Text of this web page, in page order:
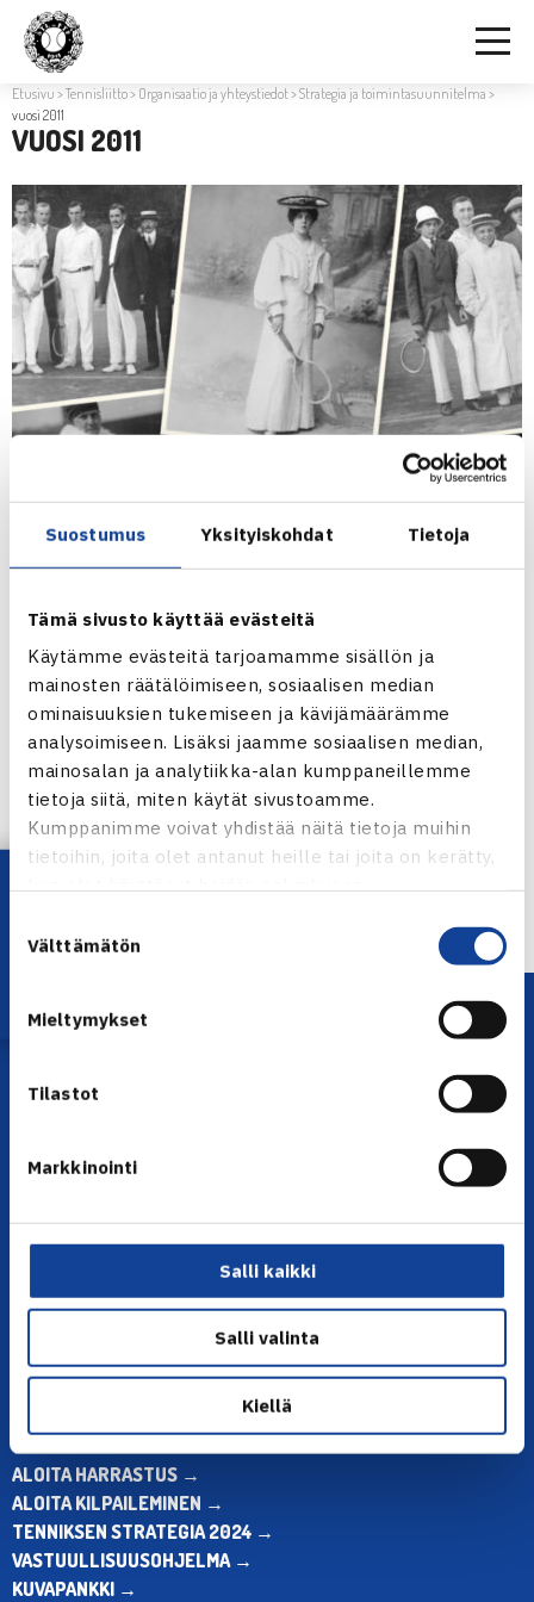
Suostumus Yksityiskohdat Tietoja
Tämä sivusto käyttää evästeitä
Käytämme evästeitä tarjoamamme sisällön ja
mainosten räätälöimiseen, sosiaalisen median
ominaisuuksien tukemiseen ja kävijämäärämme
analysoimiseen. Lisäksi jaamme sosiaalisen median,
mainosalan ja analytiikka-alan kumppaneillemme
tietoja siitä, miten käytät sivustoamme.
Kumppanimme voivat yhdistää näitä tietoja muihin
tietoihin, joita olet antanut heille tai joita on kerätty,
valinta
Välttämätön
Mieltymykset
Tilastot
Markkinointi
Salli kaikki
Salli valinta
Kiellä
Etusivu >Tennisliitto> Organisaatio ja yhteystiedot>Strategia ja toimintasuunnitelma >
vuosi 2011
VUOSI 2011
Lataa OmaTennis!
Toimiston puhelinajat:
Muina aikoina olkaa yhteydessä
sähköpostitse: toimisto@tennis.fi
KAIKKI YHTEYSTIEDOT →
ALOITA HARRASTUS →
ALOITA KILPAILEMINEN →
TENNIKSEN STRATEGIA 2024 →
VASTUULLISUUSOHJELMA →
KUVAPANKKI →